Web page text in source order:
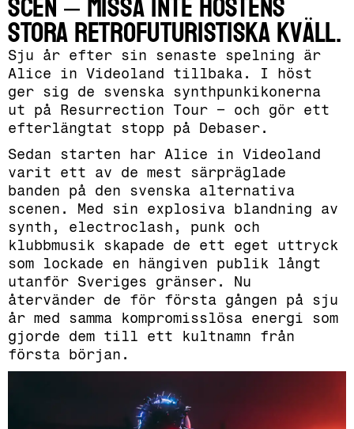
stora retrofuturistiska kväll.
Sju år efter sin senaste spelning är
Alice in Videoland tillbaka. I höst
ger sig de svenska synthpunkikonerna
ut på Resurrection Tour – och gör ett
efterlängtat stopp på Debaser.
Sedan starten har Alice in Videoland
varit ett av de mest särpräglade
banden på den svenska alternativa
scenen. Med sin explosiva blandning av
synth, electroclash, punk och
klubbmusik skapade de ett eget uttryck
som lockade en hängiven publik långt
utanför Sveriges gränser. Nu
återvänder de för första gången på sju
år med samma kompromisslösa energi som
gjorde dem till ett kultnamn från
första början.